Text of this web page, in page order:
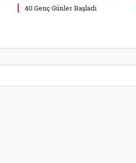
40.Genç Günler Başladı